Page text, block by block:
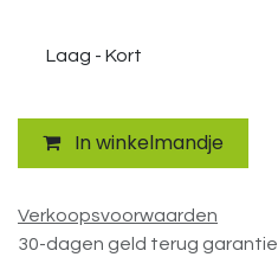
Laag - Kort
In winkelmandje
Verkoopsvoorwaarden
30-dagen geld terug garantie